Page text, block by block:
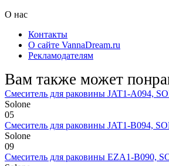
О нас
Контакты
О сайте VannaDream.ru
Рекламодателям
Вам также может
Смеситель для раковины JAT1-A094,
Solone
05
Смеситель для раковины JAT1-B094,
Solone
09
Смеситель для раковины EZA1-B090,